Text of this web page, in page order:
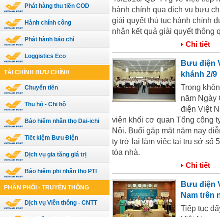
Phát hàng thu tiền COD
Hành chính công
Phát hành báo chí
Loggistics Eco
TÀI CHÍNH BƯU CHÍNH
Chuyển tiền
Thu hộ - Chi hộ
Bảo hiểm nhân thọ Dai-ichi
Tiết kiệm Bưu Điện
Dịch vụ gia tăng giá trị
Bảo hiểm phi nhân thọ PTI
PHÂN PHỐI - TRUYỀN THÔNG
Dịch vụ Viễn thông - CNTT
hành chính qua dịch vụ bưu
giải quyết thủ tục hành chính
nhận kết quả giải quyết thông
Chi tiết
Bưu điện
khánh 2/9
Trong
năm Ngày
điện Việt
viên khối cơ quan Tổng công
Nội. Buổi gặp mặt năm nay
ty trở lại làm việc tại trụ sở số
tòa nhà.
Chi tiết
Bưu điện
Nam trên
Tiếp tục